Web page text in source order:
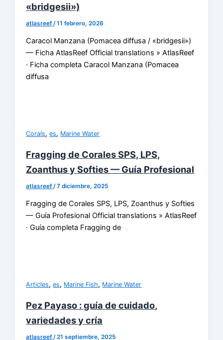
«bridgesii»)
atlasreef /11 febrero, 2026
Caracol Manzana (Pomacea diffusa / «bridgesii»)
— Ficha AtlasReef Official translations » AtlasReef
· Ficha completa Caracol Manzana (Pomacea
diffusa
Corals,es, Marine Water
Fragging de Corales SPS, LPS,
Zoanthus y Softies — Guía Profesional
atlasreef/7 diciembre, 2025
Fragging de Corales SPS, LPS, Zoanthus y Softies
— Guía Profesional Official translations » AtlasReef
· Guía completa Fragging de
Articles,es, Marine Fish, Marine Water
Pez Payaso : guía de cuidado,
variedades y cría
atlasreef/21 septiembre, 2025